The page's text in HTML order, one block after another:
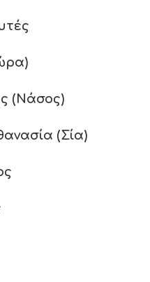
(Νάσος)
(Σία)